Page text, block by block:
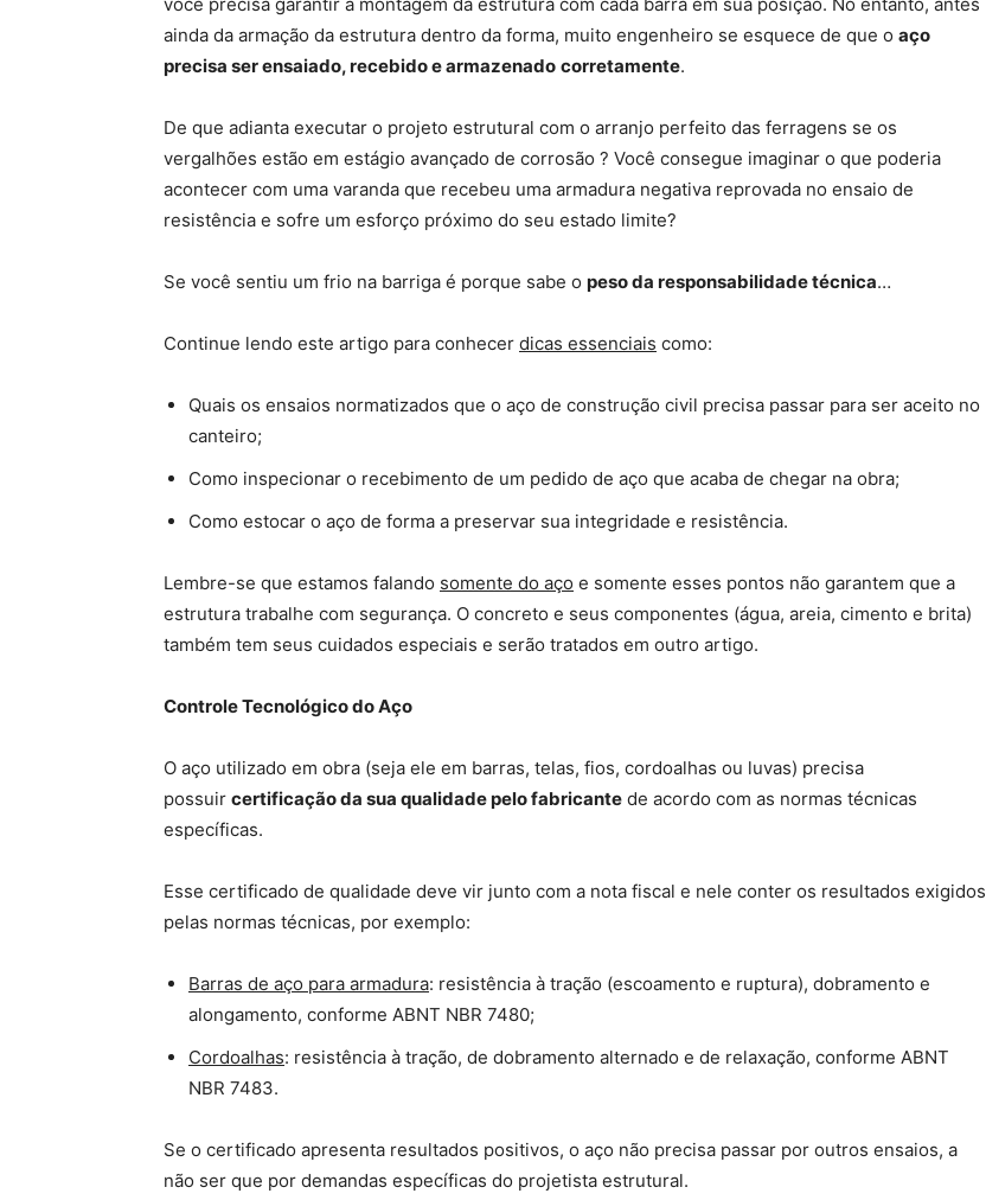
ainda da armação da estrutura dentro da forma, muito engenheiro se esquece de que o aço
precisa ser ensaiado, recebido e armazenado corretamente.
De que adianta executar o projeto estrutural com o arranjo perfeito das ferragens se os
vergalhões estão em estágio avançado de corrosão ? Você consegue imaginar o que poderia
acontecer com uma varanda que recebeu uma armadura negativa reprovada no ensaio de
resistência e sofre um esforço próximo do seu estado limite?
Se você sentiu um frio na barriga é porque sabe o peso da responsabilidade técnica…
Continue lendo este artigo para conhecer dicas essenciais como:
Quais os ensaios normatizados que o aço de construção civil precisa passar para ser aceito no
canteiro;
Como inspecionar o recebimento de um pedido de aço que acaba de chegar na obra;
Como estocar o aço de forma a preservar sua integridade e resistência.
Lembre-se que estamos falando somente do aço e somente esses pontos não garantem que a
estrutura trabalhe com segurança. O concreto e seus componentes (água, areia, cimento e brita)
também tem seus cuidados especiais e serão tratados em outro artigo.
Controle Tecnológico do Aço
O aço utilizado em obra (seja ele em barras, telas, fios, cordoalhas ou luvas) precisa
possuir certificação da sua qualidade pelo fabricante de acordo com as normas técnicas
específicas.
Esse certificado de qualidade deve vir junto com a nota fiscal e nele conter os resultados exigidos
pelas normas técnicas, por exemplo:
Barras de aço para armadura: resistência à tração (escoamento e ruptura), dobramento e
alongamento, conforme ABNT NBR 7480;
Cordoalhas: resistência à tração, de dobramento alternado e de relaxação, conforme ABNT
NBR 7483.
Se o certificado apresenta resultados positivos, o aço não precisa passar por outros ensaios, a
não ser que por demandas específicas do projetista estrutural.